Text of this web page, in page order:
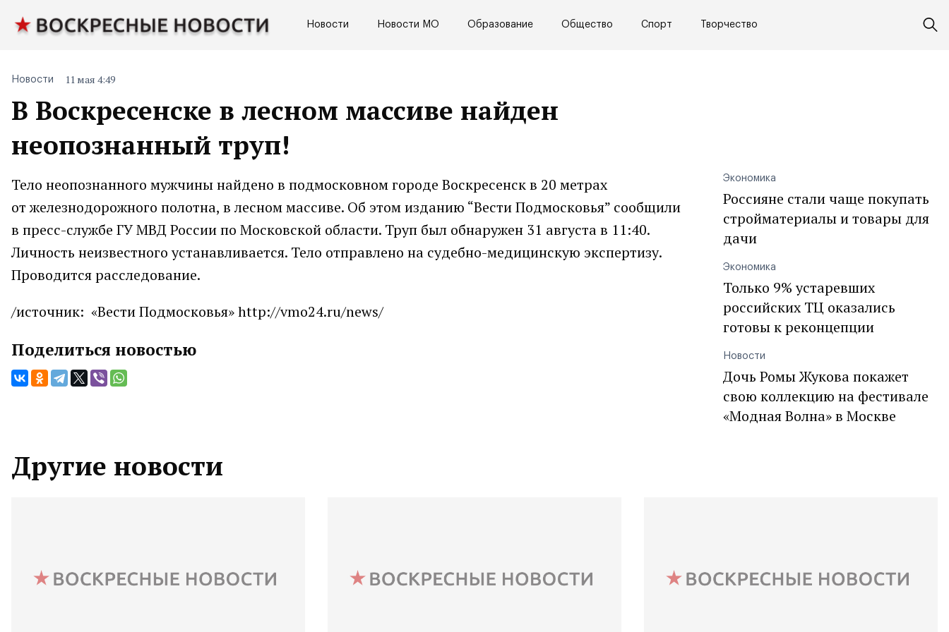
Новости Новости МО Образование Общество Спорт Творчество
В Воскресенске в лесном массиве найден
неопознанный труп!
Новости 11 мая 4:49
Тело неопознанного мужчины найдено в подмосковном городе Воскресенск в 20 метрах
от железнодорожного полотна, в лесном массиве. Об этом изданию “Вести Подмосковья” сообщили
в пресс-службе ГУ МВД России по Московской области. Труп был обнаружен 31 августа в 11:40.
Личность неизвестного устанавливается. Тело отправлено на судебно-медицинскую экспертизу.
Проводится расследование.
/источник: «Вести Подмосковья» http://vmo24.ru/news/
Поделиться новостью
Экономика
Россияне стали чаще покупать
стройматериалы и товары для
дачи
Экономика
Только 9% устаревших
российских ТЦ оказались
готовы к реконцепции
Новости
Дочь Ромы Жукова покажет
свою коллекцию на фестивале
«Модная Волна» в Москве
Другие новости